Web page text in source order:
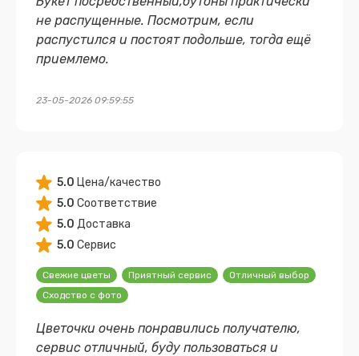
не распущенные. Посмотрим, если
распустился и постоят подольше, тогда ещё
приемлемо.
23-05-2026 09:59:55
5.0 Цена/качество
5.0 Соответствие
5.0 Доставка
5.0 Сервис
Свежие цветы Приятный сервис
Отличный выбор
Сходство с фото
Цветочки очень понравились получателю,
сервис отличный, буду пользоваться и